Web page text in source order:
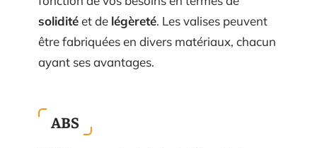
soliditéet de légèreté. Les valises peuvent
être fabriquées en divers matériaux, chacun
ayant ses avantages.
ABS